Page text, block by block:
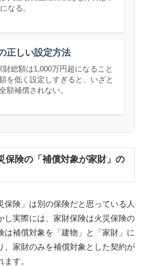
なる。
正しい設定方法
財総額は1,000万円超になること
を低く設定しすぎると、いざと
額補償されない。
保険の「補償対象が家財」の
保険」は別の保険だと思っている人
し実際には、家財保険は火災保険の
は補償対象を「建物」と「家財」に
、家財のみを補償対象とした契約が
ます。